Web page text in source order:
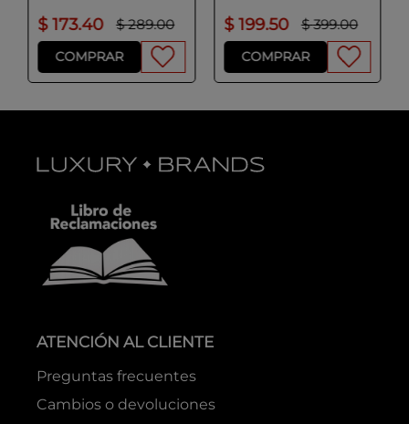
$ 173.40 $ 289.00
COMPRAR
$ 199.50 $ 399.00
COMPRAR
ATENCIÓN AL CLIENTE
Preguntas frecuentes
Cambios o devoluciones